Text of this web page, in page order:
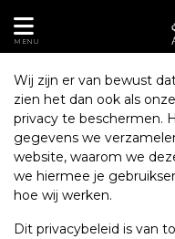
MENU
Wij zijn er van bewust
zien het dan ook als
privacy te beschermen.
gegevens we
website, waarom we
we hiermee je
hoe wij werken.
Dit privacybeleid is van